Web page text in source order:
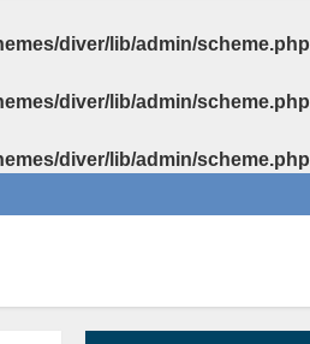
diver/lib/admin/scheme.php
diver/lib/admin/scheme.php
diver/lib/admin/scheme.php